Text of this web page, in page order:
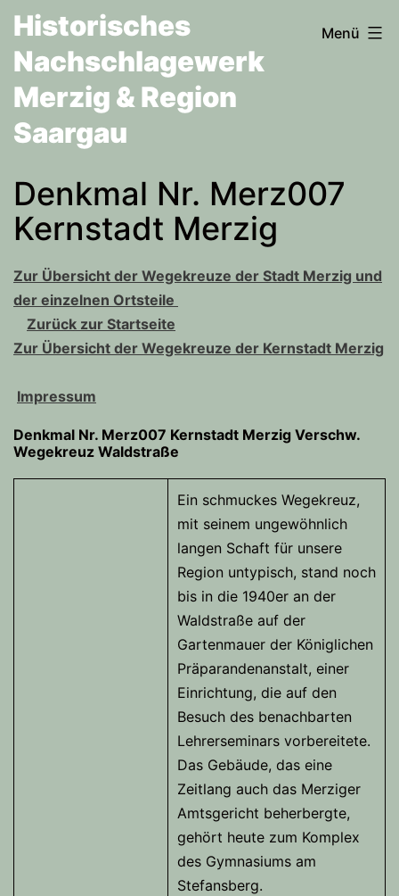
Zum
Inhalt
springen
Historisches
Nachschlagewerk
Merzig & Region
Saargau
Menü
Denkmal Nr. Merz007
Kernstadt Merzig
Zur Übersicht der Wegekreuze der Stadt Merzig und
der einzelnen Ortsteile
Zurück zur Startseite
Zur Übersicht der Wegekreuze der Kernstadt Merzig
Impressum
Denkmal Nr. Merz007 Kernstadt Merzig Verschw.
Wegekreuz Waldstraße
Ein schmuckes Wegekreuz,
mit seinem ungewöhnlich
langen Schaft für unsere
Region untypisch, stand noch
bis in die 1940er an der
Waldstraße auf der
Gartenmauer der Königlichen
Präparandenanstalt, einer
Einrichtung, die auf den
Besuch des benachbarten
Lehrerseminars vorbereitete.
Das Gebäude, das eine
Zeitlang auch das Merziger
Amtsgericht beherbergte,
gehört heute zum Komplex
des Gymnasiums am
Stefansberg.